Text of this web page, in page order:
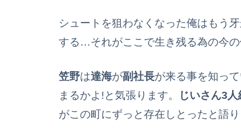
シュートを狙わなくなった俺はもう
する…それがここで生き残る為の今
笠野は達海が副社長が来る事を知って
まるかよ!と気張ります。
じいさん3人
がこの町にずっと存在しとったと語